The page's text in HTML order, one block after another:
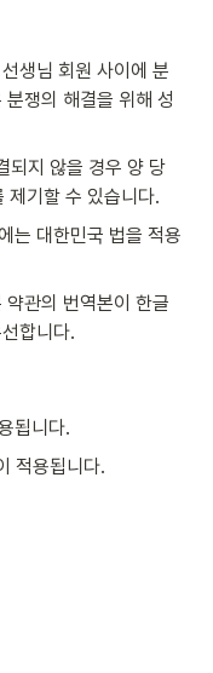
생님 회원 사이에 분
쟁의 해결을 위해 성
되지 않을 경우 양 당
제기할 수 있습니다.
는 대한민국 법을 적용
관의 번역본이 한글
합니다.
됩니다.
적용됩니다.